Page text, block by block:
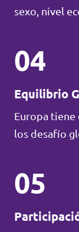
sexo, nivel
04
Equilibrio
Europa tiene
los desafío
05